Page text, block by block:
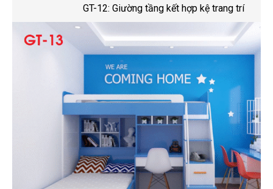
GT-12: Giường tầng kết hợp kệ trang trí